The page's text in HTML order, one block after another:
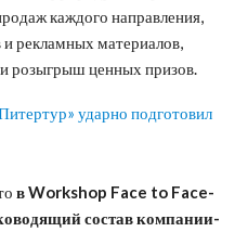
каждого направления,
рекламных материалов,
розыгрыш ценных призов.
в Workshop Face to Face-
состав компании-